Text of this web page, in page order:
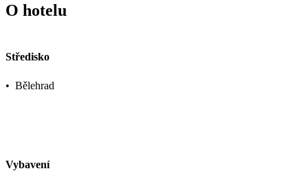
O hotelu
Středisko
• Bělehrad
Vybavení